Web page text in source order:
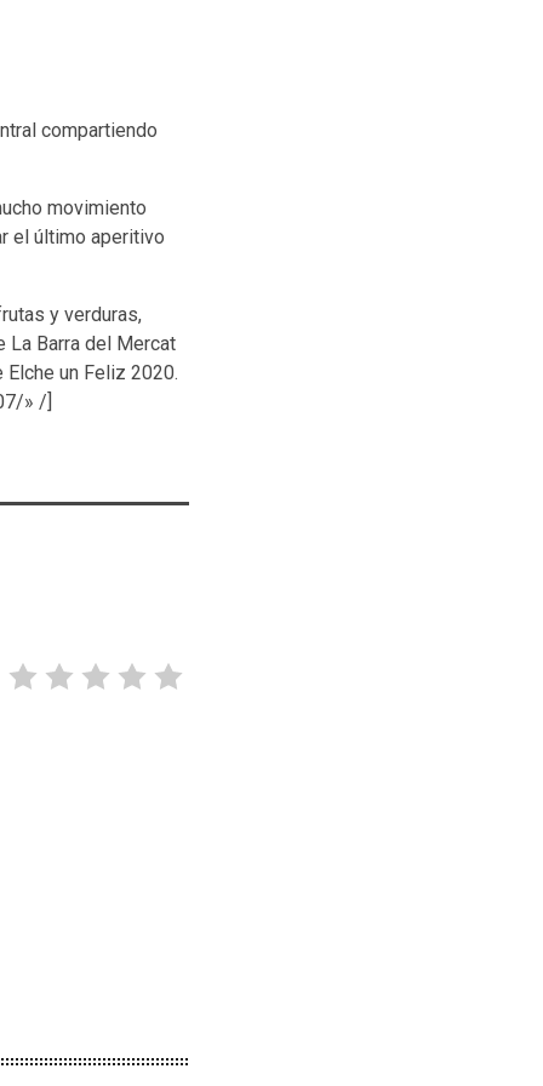
compartiendo
movimiento
el último aperitivo
y verduras,
La Barra del Mercat
Elche un Feliz 2020.
» /]